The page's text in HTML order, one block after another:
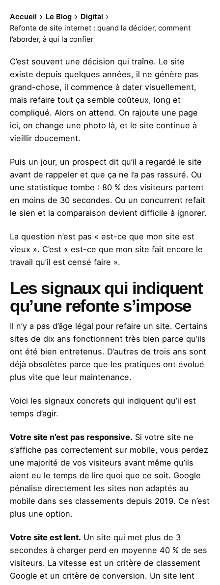
Accueil Le Blog
Digital
Refonte de site internet : quand la décider, comment
l’aborder, à qui la confier
C’est souvent une décision qui traîne. Le site
existe depuis quelques années, il ne génère pas
grand-chose, il commence à dater visuellement,
mais refaire tout ça semble coûteux, long et
compliqué. Alors on attend. On rajoute une page
ici, on change une photo là, et le site continue à
vieillir doucement.
Puis un jour, un prospect dit qu’il a regardé le site
avant de rappeler et que ça ne l’a pas rassuré. Ou
une statistique tombe : 80 % des visiteurs partent
en moins de 30 secondes. Ou un concurrent refait
le sien et la comparaison devient difficile à ignorer.
La question n’est pas « est-ce que mon site est
vieux ». C’est « est-ce que mon site fait encore le
travail qu’il est censé faire ».
Les signaux qui indiquent
qu’une refonte s’impose
Il n’y a pas d’âge légal pour refaire un site. Certains
sites de dix ans fonctionnent très bien parce qu’ils
ont été bien entretenus. D’autres de trois ans sont
déjà obsolètes parce que les pratiques ont évolué
plus vite que leur maintenance.
Voici les signaux concrets qui indiquent qu’il est
temps d’agir.
Votre site n’est pas responsive. Si votre site ne
s’affiche pas correctement sur mobile, vous perdez
une majorité de vos visiteurs avant même qu’ils
aient eu le temps de lire quoi que ce soit. Google
pénalise directement les sites non adaptés au
mobile dans ses classements depuis 2019. Ce n’est
plus une option.
Votre site est lent. Un site qui met plus de 3
secondes à charger perd en moyenne 40 % de ses
visiteurs. La vitesse est un critère de classement
Google et un critère de conversion. Un site lent